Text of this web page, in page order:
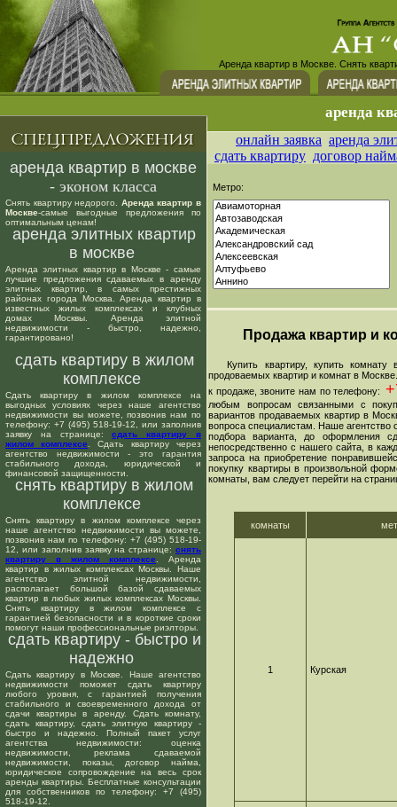
Аренда квартир в Москве. Снять
аренда
аренда квартир в москве
- эконом класса
Снять квартиру недорого. Аренда квартир в
Москве-самые выгодные предложения по
оптимальным ценам!
аренда элитных квартир
в москве
Аренда элитных квартир в Москве - самые
лучшие предложения сдаваемых в аренду
элитных квартир, в самых престижных
районах города Москва. Аренда квартир в
известных жилых комплексах и клубных
домах Москвы. Аренда элитной
недвижимости - быстро, надежно,
гарантировано!
сдать квартиру в жилом
комплексе
Сдать квартиру в жилом комплексе на
выгодных условиях через наше агентство
недвижимости вы можете, позвонив нам по
телефону: +7 (495) 518-19-12, или заполнив
заявку на странице:сдать квартиру в
жилом комплексе . Сдать квартиру через
агентство недвижимости - это гарантия
стабильного дохода, юридической и
финансовой защищенности.
снять квартиру в жилом
комплексе
Снять квартиру в жилом комплексе через
наше агентство недвижимости вы можете,
позвонив нам по телефону: +7 (495) 518-19-
12, или заполнив заявку на странице: снять
квартиру в жилом комплексе . Аренда
квартир в жилых комплексах Москвы. Наше
агентство элитной недвижимости,
располагает большой базой сдаваемых
квартир в любых жилых комплексах Москвы.
Снять квартиру в жилом комплексе с
гарантией безопасности и в короткие сроки
помогут наши профессиональные риэлторы.
сдать квартиру - быстро и
надежно
Сдать квартиру в Москве. Наше агентство
недвижимости поможет сдать квартиру
любого уровня, с гарантией получения
стабильного и своевременного дохода от
сдачи квартиры в аренду. Сдать комнату,
сдать квартиру, сдать элитную квартиру -
быстро и надежно. Полный пакет услуг
агентства недвижимости: оценка
недвижимости, реклама сдаваемой
недвижимости, показы, договор найма,
юридическое сопровождение на весь срок
аренды квартиры. Бесплатные консультации
для собственников по телефону: +7 (495)
518-19-12.
онлайн заявка аренда
сдать квартиру договор
Метро:
Продажа квартир и
Купить квартиру, купить комнату
продоваемых квартир и комнат в
к продаже, звоните нам по телефону:
любым вопросам связанными с
вариантов продаваемых квартир в
вопроса специалистам. Наше агентство
подбора варианта, до оформления
непосредственно с нашего сайта, в
запроса на приобретение
покупку квартиры в произвольной
комнаты, вам следует перейти на
комнаты
1 Курская